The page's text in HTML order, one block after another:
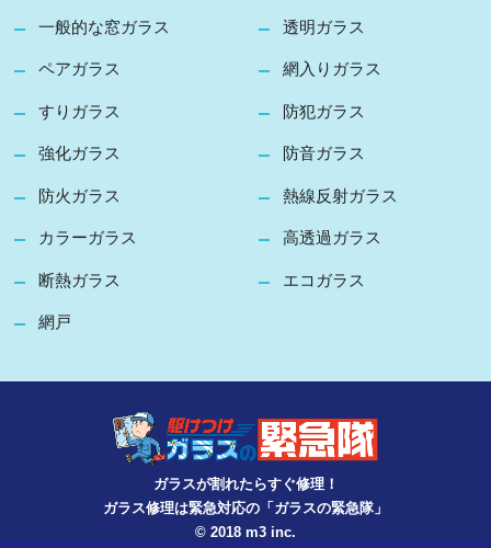
一般的な窓ガラス 透明ガラス
ペアガラス 網入りガラス
すりガラス 防犯ガラス
強化ガラス 防音ガラス
防火ガラス 熱線反射ガラス
カラーガラス 高透過ガラス
断熱ガラス エコガラス
網戸
ガラスが割れたらすぐ修理！
ガラス修理は緊急対応の「ガラスの緊急隊」
© 2018 m3 inc.